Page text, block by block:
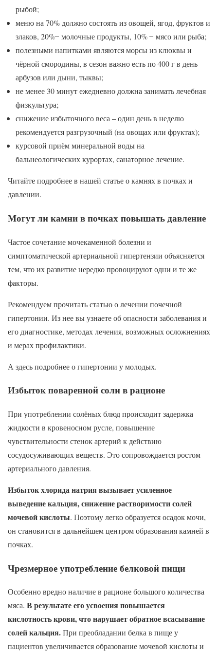
рыбой;
меню на 70% должно состоять из овощей, ягод, фруктов и
злаков, 20% ̶ молочные продукты, 10% ̶ мясо или рыба;
полезными напитками являются морсы из клюквы и
чёрной смородины, в сезон важно есть по 400 г в день
арбузов или дыни, тыквы;
не менее 30 минут ежедневно должна занимать лечебная
физкультура;
снижение избыточного веса – один день в неделю
рекомендуется разгрузочный (на овощах или фруктах);
курсовой приём минеральной воды на
бальнеологических курортах, санаторное лечение.
Читайте подробнее в нашей статье о камнях в почках и
давлении.
Могут ли камни в почках повышать давление
Частое сочетание мочекаменной болезни и
симптоматической артериальной гипертензии объясняется
тем, что их развитие нередко провоцируют одни и те же
факторы.
Рекомендуем прочитать статью о лечении почечной
гипертонии. Из нее вы узнаете об опасности заболевания и
его диагностике, методах лечения, возможных осложнениях
и мерах профилактики.
А здесь подробнее о гипертонии у молодых.
Избыток поваренной соли в рационе
При употреблении солёных блюд происходит задержка
жидкости в кровеносном русле, повышение
чувствительности стенок артерий к действию
сосудосуживающих веществ. Это сопровождается ростом
артериального давления.
Избыток хлорида натрия вызывает усиленное
выведение кальция, снижение растворимости солей
мочевой кислоты. Поэтому легко образуется осадок мочи,
он становится в дальнейшем центром образования камней в
почках.
Чрезмерное употребление белковой пищи
Особенно вредно наличие в рационе большого количества
мяса. В результате его усвоения повышается
кислотность крови, что нарушает обратное всасывание
солей кальция.При преобладании белка в пище у
пациентов увеличивается образование мочевой кислоты и